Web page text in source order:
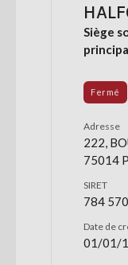
Siège
Fermé
Adresse
222,
75014
SIRET
784
Date de
01/01/